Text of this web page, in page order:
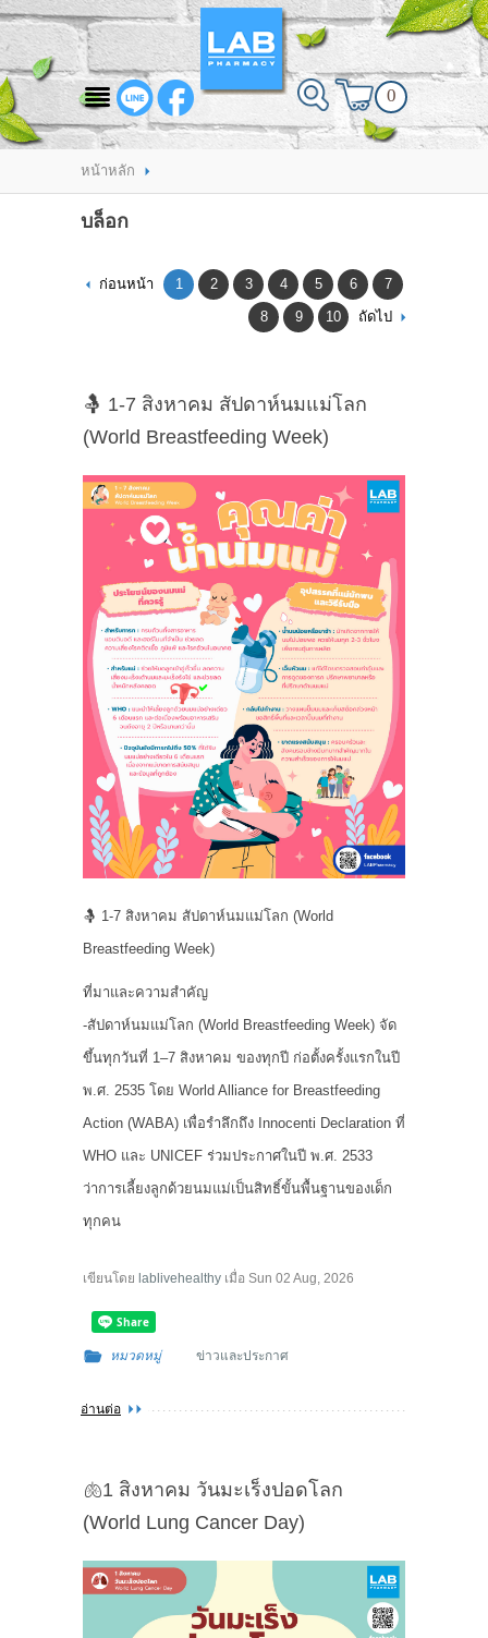
สินค้าที่สนใจ
HOME
ABOUT LAB PHARMACY
PRODUCT
CONTACT US
BRANCH
0
หน้าหลัก
บล็อก
ก่อนหน้า 1 2 3 4 5 6
7
8
9 10 ถัดไป
🤱 1-7 สิงหาคม สัปดาห์นมแม่โลก
(World Breastfeeding Week)
🤱 1-7 สิงหาคม สัปดาห์นมแม่โลก (World
Breastfeeding Week)
ที่มาและความสำคัญ
-สัปดาห์นมแม่โลก (World Breastfeeding Week) จัด
ขึ้นทุกวันที่ 1–7 สิงหาคม ของทุกปี ก่อตั้งครั้งแรกในปี
พ.ศ. 2535 โดย World Alliance for Breastfeeding
Action (WABA) เพื่อรำลึกถึง Innocenti Declaration ที่
WHO และ UNICEF ร่วมประกาศในปี พ.ศ. 2533
ว่าการเลี้ยงลูกด้วยนมแม่เป็นสิทธิ์ขั้นพื้นฐานของเด็ก
ทุกคน
เขียนโดย lablivehealthy เมื่อ Sun 02 Aug, 2026
หมวดหมู่ ข่าวและประกาศ
อ่านต่อ
🫁1 สิงหาคม วันมะเร็งปอดโลก
(World Lung Cancer Day)